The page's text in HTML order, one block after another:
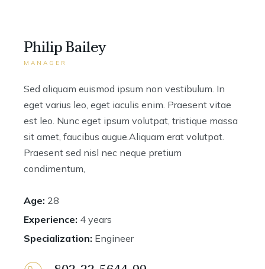
Philip Bailey
MANAGER
Sed aliquam euismod ipsum non vestibulum. In
eget varius leo, eget iaculis enim. Praesent vitae
est leo. Nunc eget ipsum volutpat, tristique massa
sit amet, faucibus augue.Aliquam erat volutpat.
Praesent sed nisl nec neque pretium
condimentum,
Age: 28
Experience: 4 years
Specialization: Engineer